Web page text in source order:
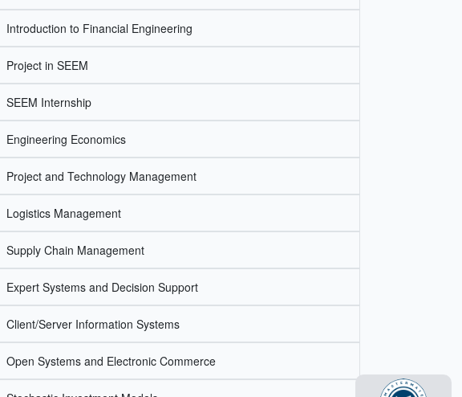
Introduction to Financial Engineering
Project in SEEM
SEEM Internship
Engineering Economics
Project and Technology Management
Logistics Management
Supply Chain Management
Expert Systems and Decision Support
Client/Server Information Systems
Open Systems and Electronic Commerce